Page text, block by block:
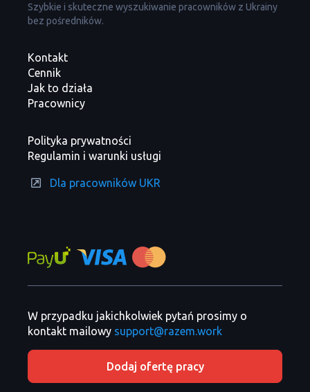
Szybkie i skuteczne wyszukiwanie pracowników z Ukrainy
bez pośredników.
Kontakt
Cennik
Jak to działa
Pracownicy
Polityka prywatności
Regulamin i warunki usługi
Dla pracowników UKR
W przypadku jakichkolwiek pytań prosimy o
kontakt mailowy support@razem.work
Dodaj ofertę pracy